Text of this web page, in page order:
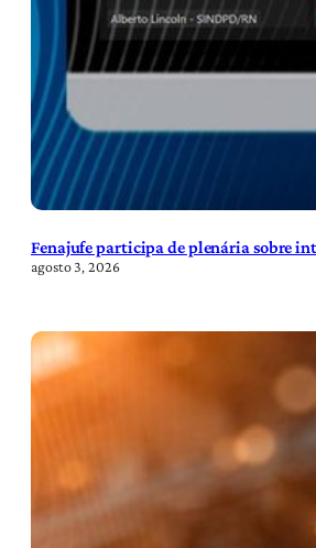
Fenajufe participa de plenária sobre
agosto 3, 2026